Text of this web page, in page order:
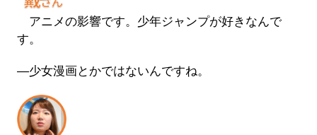
アニメの影響です。少年ジャンプが好きなんで
す。
―少女漫画とかではないんですね。